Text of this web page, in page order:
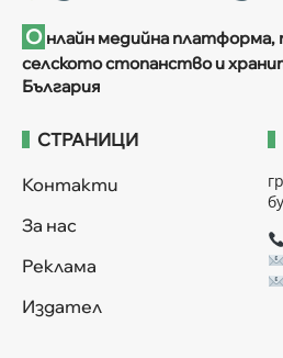
О нлайн медийна платформа,
селското стопанство и
България
СТРАНИЦИ
Контакти
За нас
Реклама
Издател